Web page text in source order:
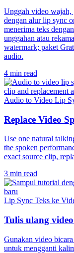
Unggah video wajah,
dengan alur lip sync
menerima teks
unggahan atau
watermark; paket
audio.
4 min read
Audio to Video Lip
Replace Video
Use one natural
the spoken
exact source clip,
3 min read
Lip Sync Teks ke
Tulis ulang
Gunakan video
untuk mengganti